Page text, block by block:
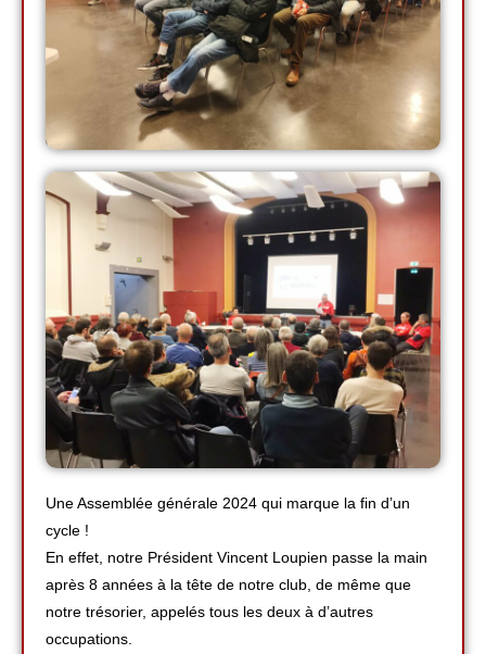
Une Assemblée générale 2024 qui marque la fin d’un
cycle !
En effet, notre Président Vincent Loupien passe la main
après 8 années à la tête de notre club, de même que
notre trésorier, appelés tous les deux à d’autres
occupations.